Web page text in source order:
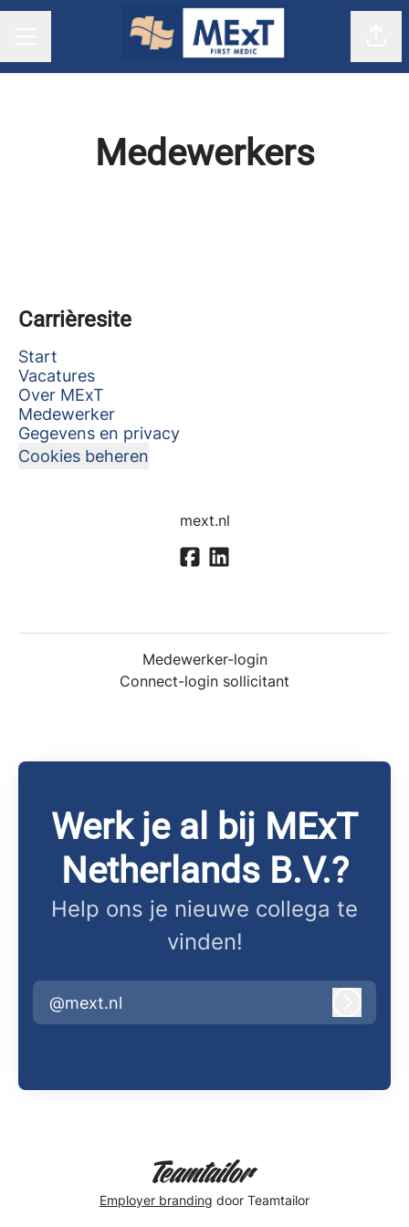
Medewerkers
Carrièresite
Start
Vacatures
Over MExT
Medewerker
Gegevens en privacy
Cookies beheren
mext.nl
Medewerker-login
Connect-login sollicitant
Werk je al bij MExT
Netherlands B.V.?
Help ons je nieuwe collega te
vinden!
@mext.nl
Employer branding door Teamtailor